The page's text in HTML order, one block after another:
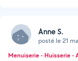
Anne S.
posté le 21
Menuiserie - Huisserie -